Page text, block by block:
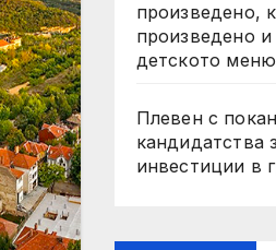
произведено,
произведено
детското меню
Плевен с
кандидатства
инвестиции в